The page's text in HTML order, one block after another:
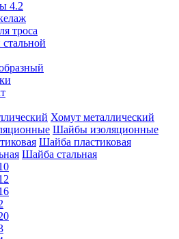
4.2
троса
Хомут металлический
Шайбы изоляционные
Шайба пластиковая
Шайба стальная